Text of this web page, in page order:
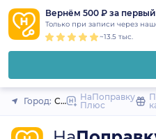
Вернём 500 ₽ за
Только при записи через
~13.5 тыс.
Город: Санкт-Петербург
НаПоправку
Плюс